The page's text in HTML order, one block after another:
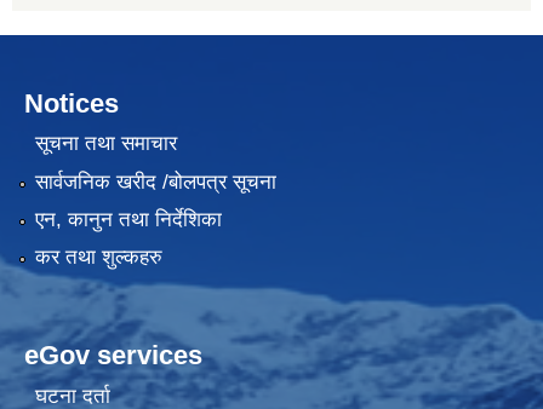
Notices
सूचना तथा समाचार
सार्वजनिक खरीद /बोलपत्र सूचना
एन, कानुन तथा निर्देशिका
कर तथा शुल्कहरु
eGov services
घटना दर्ता